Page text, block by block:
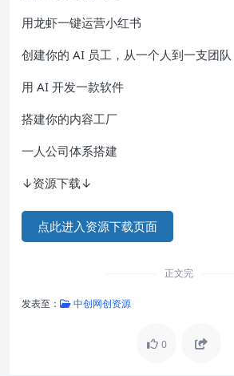
用龙虾一键运营小红书
创建你的 AI 员工，从一个人到一支团队
用 AI 开发一款软件
搭建你的内容工厂
一人公司体系搭建
↓资源下载↓
点此进入资源下载页面
正文完
发表至： 中创网创资源
0